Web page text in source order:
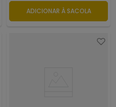
ADICIONAR À SACOLA